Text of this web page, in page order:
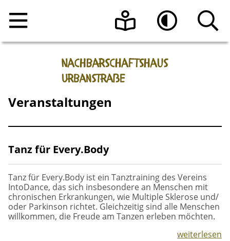
Veranstaltungen
Programmheft vom Nachbarschaftshaus
Urbanstraße e.V.
Sonnen-Café
Register-Meldestelle
Raumnutzung
Das Team
Aktuelle Informationen
Die Geschichte des Hauses
Kontakt
Hoher Kontrast
Veranstaltungen
Tanz für Every.Body
Tanz für Every.Body ist ein Tanztraining des Vereins
IntoDance, das sich insbesondere an Menschen mit
chronischen Erkrankungen, wie Multiple Sklerose und/
oder Parkinson richtet. Gleichzeitig sind alle Menschen
willkommen, die Freude am Tanzen erleben möchten.
weiterlesen